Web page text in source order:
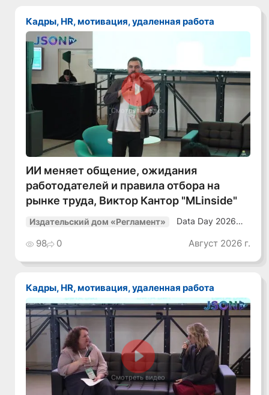
Кадры, HR, мотивация, удаленная работа
Смотреть видео
ИИ меняет общение, ожидания
работодателей и правила отбора на
рынке труда, Виктор Кантор "MLinside"
Издательский дом «Регламент»
Data Day 2026
Как сохранять
уверенный курс
среде»
98 0 Август 2026 г.
Кадры, HR, мотивация, удаленная работа
Смотреть видео